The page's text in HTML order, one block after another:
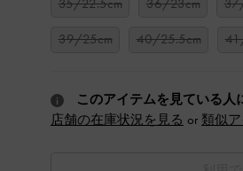
35/22.5cm 36/23cm
39/25cm
40/25.5cm
このアイテムを見ている人
店舗の在庫状況を見る or 類似